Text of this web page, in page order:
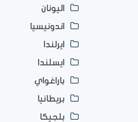
اليونان
اندونيسيا
ايرلندا
ايسلندا
باراغواي
بريطانيا
بلجيكا